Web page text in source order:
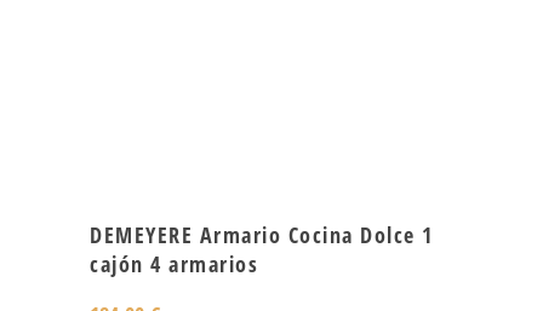
DEMEYERE Armario Cocina Dolce 1
cajón 4 armarios